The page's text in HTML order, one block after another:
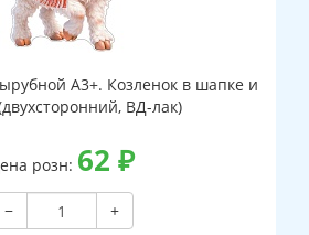
А3+. Козленок в шапке и
ВД-лак)
розн: 62 ₽
−
+